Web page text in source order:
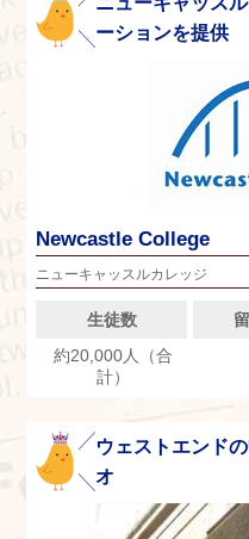
ーションを提供
Newcastle College
ニューキャッスルカレッジ
生徒数
約20,000人（合
計）
ウェストエンド
オ